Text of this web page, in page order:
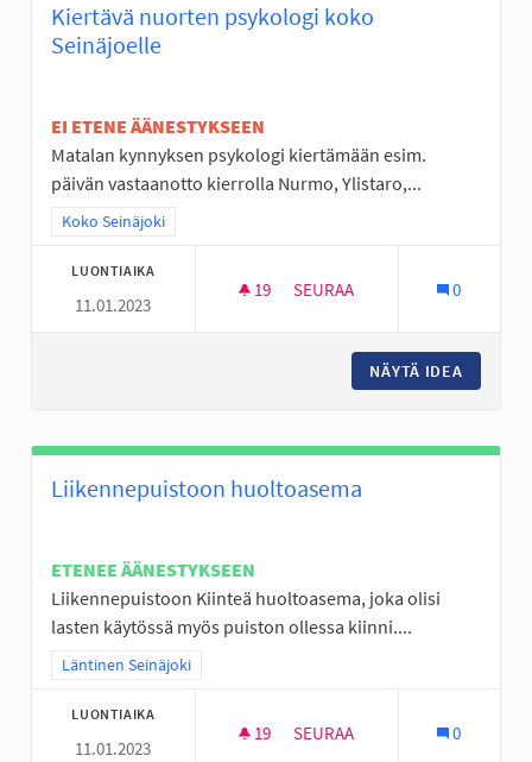
Kiertävä nuorten psykologi koko
Seinäjoelle
EI ETENE ÄÄNESTYKSEEN
Matalan kynnyksen psykologi kiertämään esim.
päivän vastaanotto kierrolla Nurmo, Ylistaro,...
Rajaa tulokset teeman mukaan: Koko Seinäjoki
Koko Seinäjoki
LUONTIAIKA
11.01.2023
19 19 SEURAAJAA
SEURAA 0
NÄYTÄ IDEA
Liikennepuistoon huoltoasema
ETENEE ÄÄNESTYKSEEN
Liikennepuistoon Kiinteä huoltoasema, joka olisi
lasten käytössä myös puiston ollessa kiinni....
Rajaa tulokset teeman mukaan: Läntinen Seinäjoki
Läntinen Seinäjoki
LUONTIAIKA
11.01.2023
19 19 SEURAAJAA
SEURAA 0